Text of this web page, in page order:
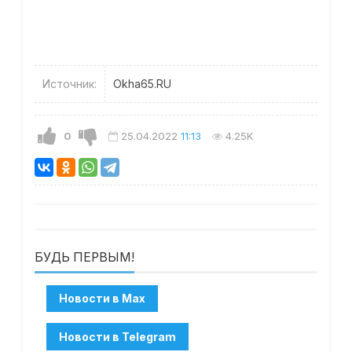
Источник: Okha65.RU
0 25.04.2022 11:13 4.25K
БУДЬ ПЕРВЫМ!